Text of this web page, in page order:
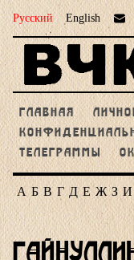
Русский English
ГЛАВНАЯ
ТЕЛЕГРАММЫ
А Б В Г Д Е Ж З И